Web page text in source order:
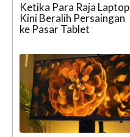
Ketika Para Raja Laptop
Kini Beralih Persaingan
ke Pasar Tablet